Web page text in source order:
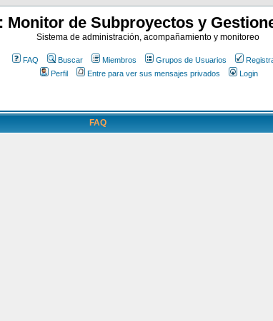
Monitor de Subproyectos y
Sistema de administración, acompañamiento y monitoreo
FAQ Buscar Miembros Grupos de Usuarios
Perfil
Entre para ver sus mensajes privados Login
FAQ